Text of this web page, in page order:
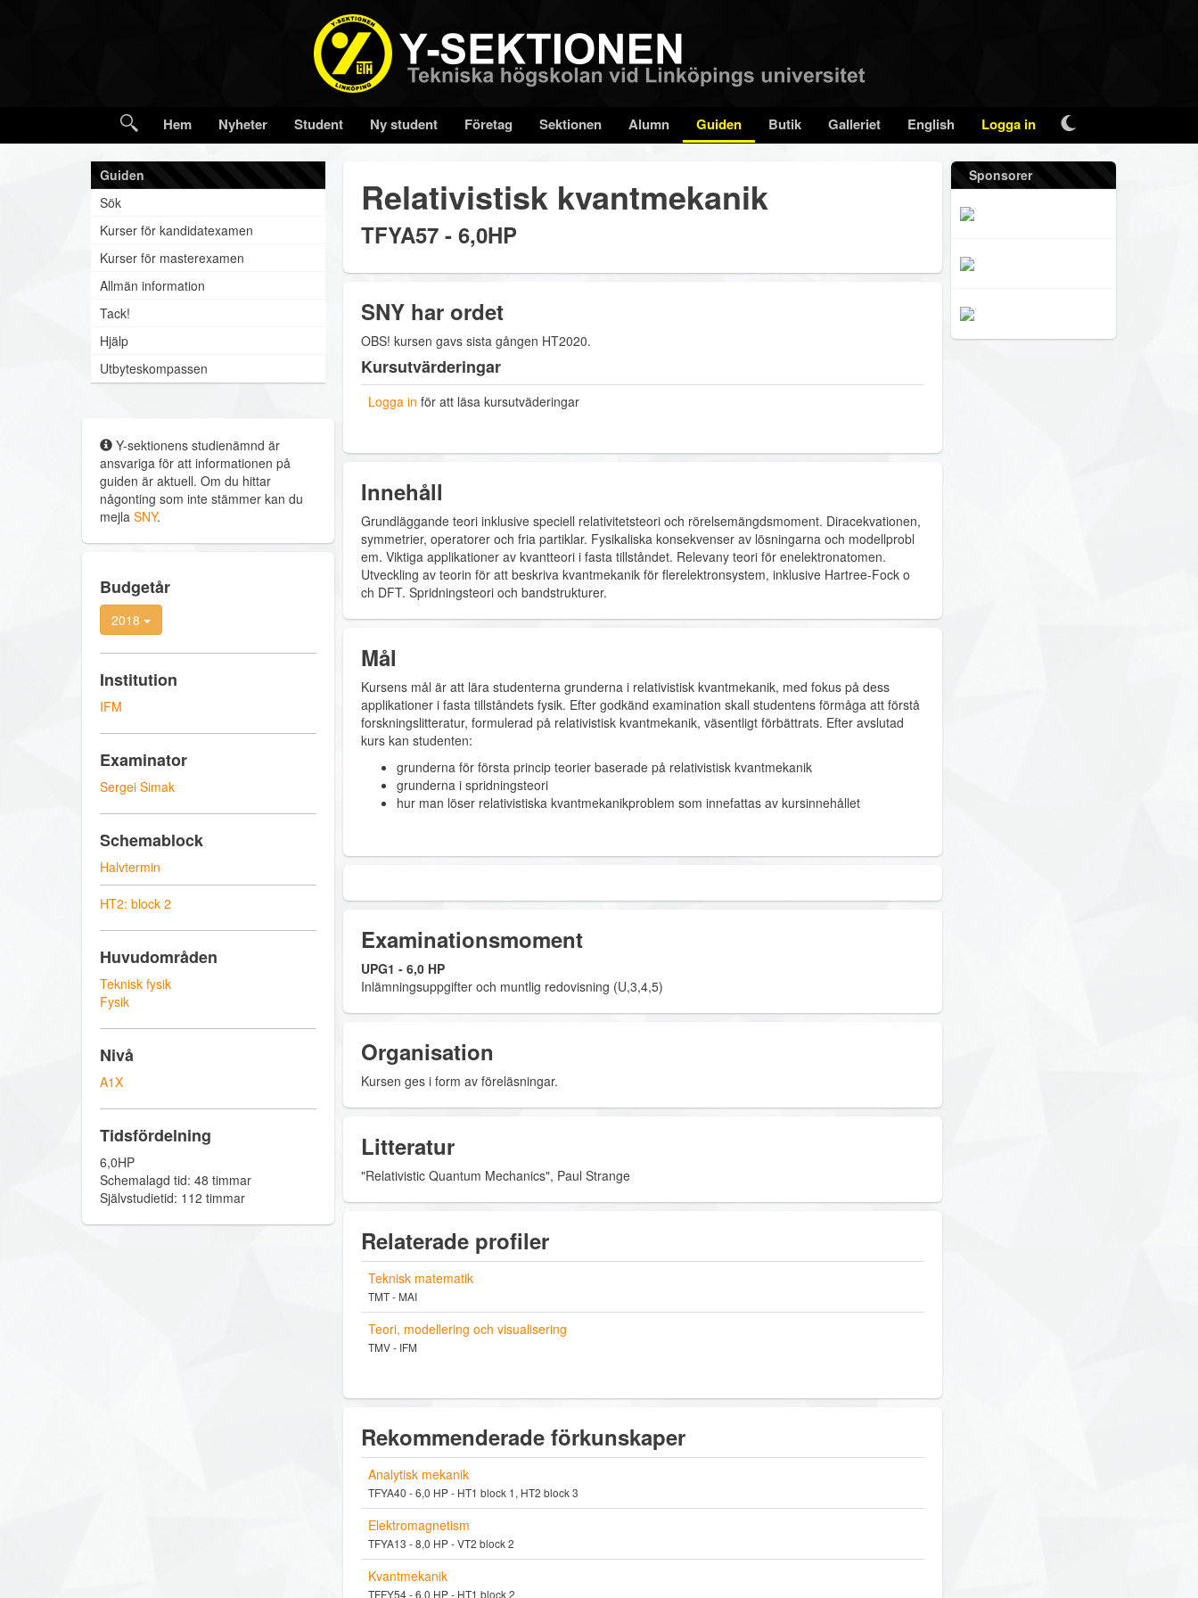
Hem Nyheter Student Ny student Företag Sektionen Alumn Guiden Butik Galleriet English Logga in
Guiden
Sök
Kurser för kandidatexamen
Kurser för masterexamen
Allmän information
Tack!
Hjälp
Utbyteskompassen
Y-sektionens studienämnd är
ansvariga för att informationen på
guiden är aktuell. Om du hittar
någonting som inte stämmer kan du
mejla SNY.
Budgetår
2018
Institution
IFM
Examinator
Sergei Simak
Schemablock
Halvtermin
HT2: block 2
Huvudområden
Teknisk fysik
Fysik
Nivå
A1X
Tidsfördelning
6,0HP
Schemalagd tid: 48 timmar
Självstudietid: 112 timmar
Relativistisk kvantmekanik
TFYA57 - 6,0HP
SNY har ordet
OBS! kursen gavs sista gången HT2020.
Kursutvärderingar
Logga in för att läsa kursutväderingar
Innehåll
Grundläggande teori inklusive speciell relativitetsteori och rörelsemängdsmoment. Diracekvationen,
symmetrier, operatorer och fria partiklar. Fysikaliska konsekvenser av lösningarna och modellprobl
em. Viktiga applikationer av kvantteori i fasta tillståndet. Relevany teori för enelektronatomen.
Utveckling av teorin för att beskriva kvantmekanik för flerelektronsystem, inklusive Hartree-Fock o
ch DFT. Spridningsteori och bandstrukturer.
Mål
Kursens mål är att lära studenterna grunderna i relativistisk kvantmekanik, med fokus på dess
applikationer i fasta tillståndets fysik. Efter godkänd examination skall studentens förmåga att förstå
forskningslitteratur, formulerad på relativistisk kvantmekanik, väsentligt förbättrats. Efter avslutad
kurs kan studenten:
grunderna för första princip teorier baserade på relativistisk kvantmekanik
grunderna i spridningsteori
hur man löser relativistiska kvantmekanikproblem som innefattas av kursinnehållet
Examinationsmoment
UPG1 - 6,0 HP
Inlämningsuppgifter och muntlig redovisning (U,3,4,5)
Organisation
Kursen ges i form av föreläsningar.
Litteratur
"Relativistic Quantum Mechanics", Paul Strange
Relaterade profiler
Teknisk matematik
TMT - MAI
Teori, modellering och visualisering
TMV - IFM
Rekommenderade förkunskaper
Analytisk mekanik
TFYA40 - 6,0 HP - HT1 block 1, HT2 block 3
Elektromagnetism
TFYA13 - 8,0 HP - VT2 block 2
Kvantmekanik
TFFY54 - 6,0 HP - HT1 block 2
Sponsorer